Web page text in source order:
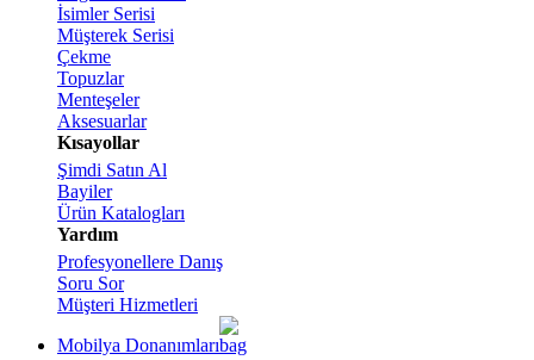
İsimler Serisi
Müşterek Serisi
Çekme
Topuzlar
Menteşeler
Aksesuarlar
Kısayollar
Şimdi Satın Al
Bayiler
Ürün Katalogları
Yardım
Profesyonellere Danış
Soru Sor
Müşteri Hizmetleri
Mobilya Donanımları